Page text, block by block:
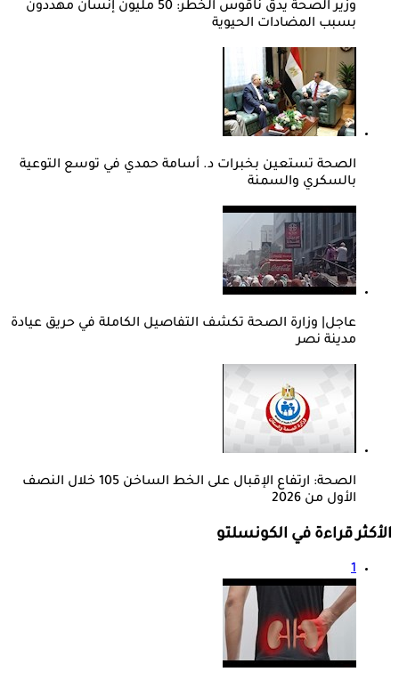
وزير الصحة يدق ناقوس الخطر: 50 مليون إنسان مهددون
بسبب المضادات الحيوية
الصحة تستعين بخبرات د. أسامة حمدي في توسع التوعية
بالسكري والسمنة
عاجل| وزارة الصحة تكشف التفاصيل الكاملة في حريق عيادة
مدينة نصر
الصحة: ارتفاع الإقبال على الخط الساخن 105 خلال النصف
الأول من 2026
الأكثر قراءة في الكونسلتو
1